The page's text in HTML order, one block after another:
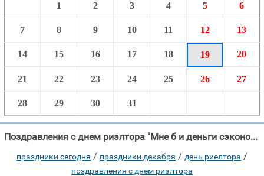
1
2 3 4 5 6
7 8 9 10 11 12 13
14 15 16 17 18 19 20
21 22 23 24 25 26 27
28 29 30 31
Поздравления с днем риэлтора "Мне б и деньги сэкономить, И квартирку прикупить."
праздники сегодня / праздники декабря /день риелтора /
поздравления с днем риэлтора